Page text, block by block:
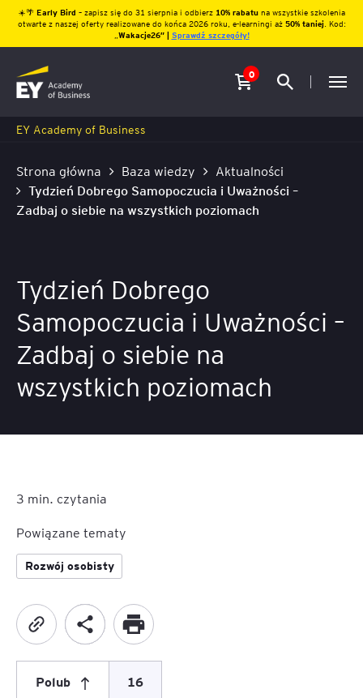
☀️🌴 Early Bird – zapisz się do 31 sierpnia i odbierz10% rabatu na wszystkie szkolenia
otwarte z naszej oferty realizowane do końca 2026 roku, e-learningi aż 50% taniej. Kod:
Wakacje26″ | Sprawdź szczegóły!
0
EY Academy of Business
Strona główna Baza wiedzy
Aktualności
Tydzień Dobrego Samopoczucia i Uważności –
Zadbaj o siebie na wszystkich poziomach
Tydzień Dobrego
Samopoczucia i Uważności –
Zadbaj o siebie na
wszystkich poziomach
3 min. czytania
Powiązane tematy
Rozwój osobisty
Polub 16